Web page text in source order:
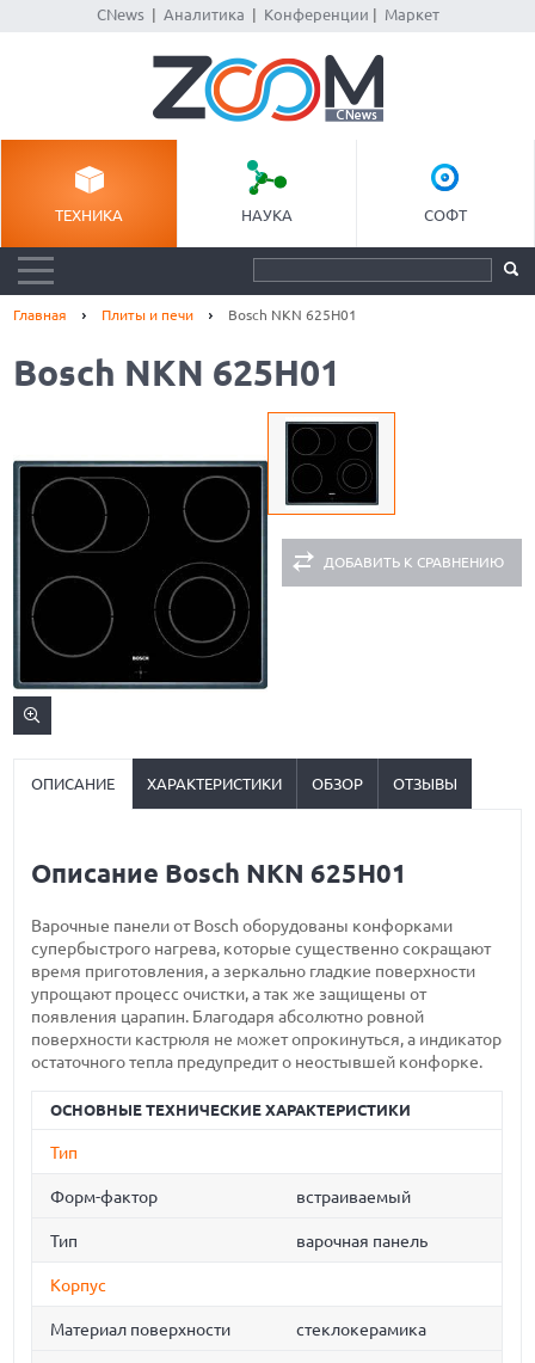
CNews| Аналитика Конференции Маркет
ТЕХНИКА НАУКА СОФТ
Главная Плиты и печи Bosch NKN 625H01
Bosch NKN 625H01
ДОБАВИТЬ К СРАВНЕНИЮ
ОПИСАНИЕ ХАРАКТЕРИСТИКИ ОБЗОР ОТЗЫВЫ
Описание Bosch NKN 625H01
Варочные панели от Bosch оборудованы конфорками
супербыстрого нагрева, которые существенно сокращают
время приготовления, а зеркально гладкие поверхности
упрощают процесс очистки, а так же защищены от
появления царапин. Благодаря абсолютно ровной
поверхности кастрюля не может опрокинуться, а индикатор
остаточного тепла предупредит о неостывшей конфорке.
ОСНОВНЫЕ ТЕХНИЧЕСКИЕ ХАРАКТЕРИСТИКИ
Тип
Форм-фактор встраиваемый
Тип варочная панель
Корпус
Материал поверхности стеклокерамика